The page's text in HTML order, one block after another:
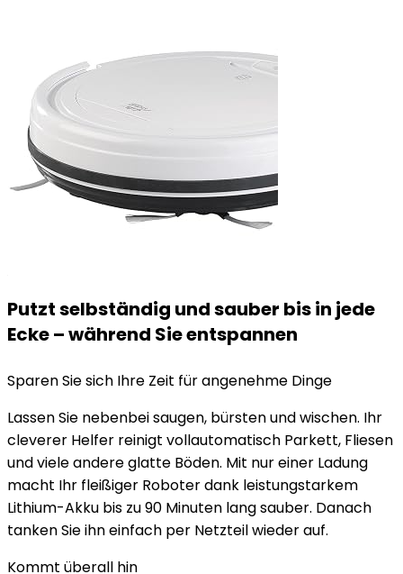
Putzt selbständig und sauber bis in jede
Ecke – während Sie entspannen
Sparen Sie sich Ihre Zeit für angenehme Dinge
Lassen Sie nebenbei saugen, bürsten und wischen. Ihr
cleverer Helfer reinigt vollautomatisch Parkett, Fliesen
und viele andere glatte Böden. Mit nur einer Ladung
macht Ihr fleißiger Roboter dank leistungstarkem
Lithium-Akku bis zu 90 Minuten lang sauber. Danach
tanken Sie ihn einfach per Netzteil wieder auf.
Kommt überall hin